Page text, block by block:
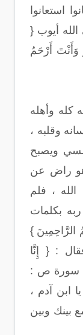
استعانوا
أيوب {
وَأَنْتَ أَرْحَمُ
كله وأهله
وقلبه ،
ويصبح
راض عن
الله ، فلم
بكلمات
}
: { إِنَّا
} [ سورة ص :
ابن آدم ،
بينك وبين